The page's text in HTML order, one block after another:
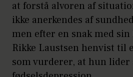
at forstå alvoren af
ikke anerkendes af
men efter en snak med
Rikke Laustsen henvist til
som vurderer, at hun lider